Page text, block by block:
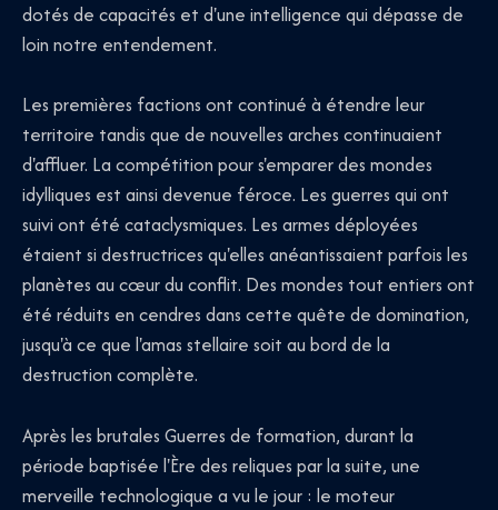
dotés de capacités et d'une intelligence qui dépasse de
loin notre entendement.
Les premières factions ont continué à étendre leur
territoire tandis que de nouvelles arches continuaient
d'affluer. La compétition pour s'emparer des mondes
idylliques est ainsi devenue féroce. Les guerres qui ont
suivi ont été cataclysmiques. Les armes déployées
étaient si destructrices qu'elles anéantissaient parfois les
planètes au cœur du conflit. Des mondes tout entiers ont
été réduits en cendres dans cette quête de domination,
jusqu'à ce que l'amas stellaire soit au bord de la
destruction complète.
Après les brutales Guerres de formation, durant la
période baptisée l'Ère des reliques par la suite, une
merveille technologique a vu le jour : le moteur